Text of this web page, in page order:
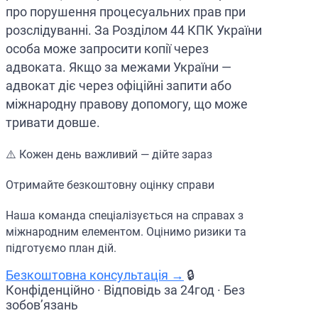
про порушення процесуальних прав при
розслідуванні. За Розділом 44 КПК України
особа може запросити копії через
адвоката. Якщо за межами України —
адвокат діє через офіційні запити або
міжнародну правову допомогу, що може
тривати довше.
⚠️ Кожен день важливий — дійте зараз
Отримайте безкоштовну оцінку справи
Наша команда спеціалізується на справах з
міжнародним елементом. Оцінимо ризики та
підготуємо план дій.
Безкоштовна консультація → 🔒
Конфіденційно · Відповідь за 24год · Без
зобов’язань